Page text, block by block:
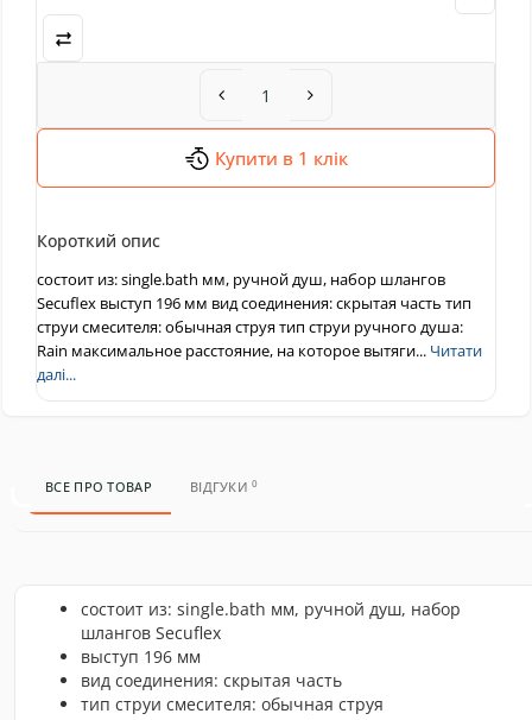
Купити в 1 клік
Короткий опис
состоит из: single.bath мм, ручной душ, набор шлангов
Secuflex выступ 196 мм вид соединения: скрытая часть тип
струи смесителя: обычная струя тип струи ручного душа:
Rain максимальное расстояние, на которое вытяги... Читати
далі...
ВСЕ ПРО ТОВАР ВІДГУКИ0
состоит из: single.bath мм, ручной душ, набор
шлангов Secuflex
выступ 196 мм
вид соединения: скрытая часть
тип струи смесителя: обычная струя